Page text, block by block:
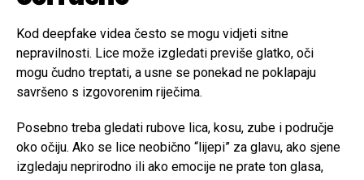
Kod deepfake videa često se mogu vidjeti sitne
nepravilnosti. Lice može izgledati previše glatko, oči
mogu čudno treptati, a usne se ponekad ne poklapaju
savršeno s izgovorenim riječima.
Posebno treba gledati rubove lica, kosu, zube i područje
oko očiju. Ako se lice neobično “lijepi” za glavu, ako sjene
izgledaju neprirodno ili ako emocije ne prate ton glasa,